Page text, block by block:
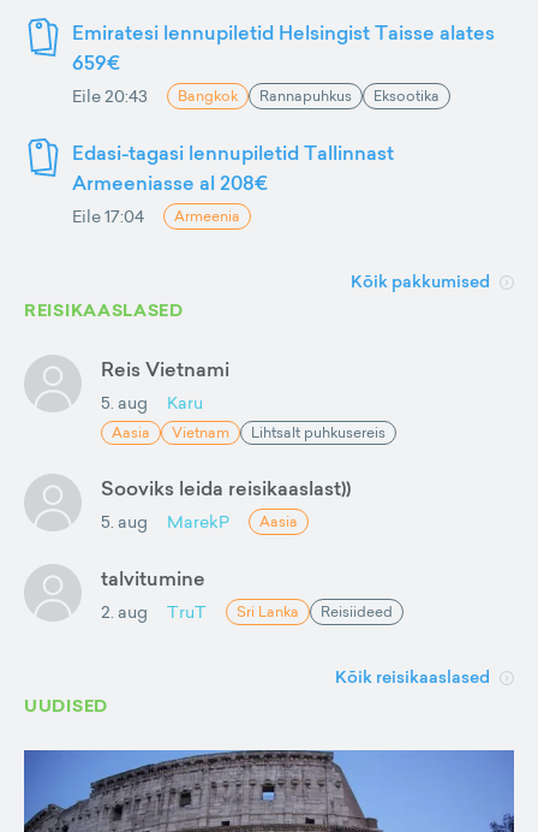
Emiratesi lennupiletid Helsingist Taisse alates
659€
Eile 20:43 Bangkok Rannapuhkus Eksootika
Edasi-tagasi lennupiletid Tallinnast
Armeeniasse al 208€
Eile 17:04 Armeenia
Kõik pakkumised
REISIKAASLASED
Reis Vietnami
5. aug Karu
Aasia Vietnam Lihtsalt puhkusereis
Sooviks leida reisikaaslast))
5. aug MarekP Aasia
talvitumine
2. aug TruT Sri Lanka Reisiideed
Kõik reisikaaslased
UUDISED